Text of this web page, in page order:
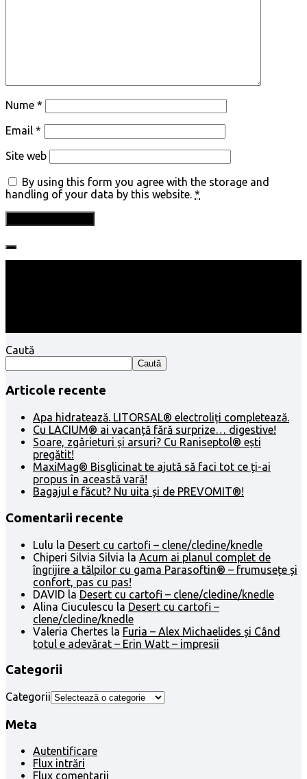
Nume *
Email *
Site web
By using this form you agree with the storage and
handling of your data by this website. *
Caută
Caută
Articole recente
Apa hidratează. LITORSAL® electroliți completează.
Cu LACIUM® ai vacanță fără surprize… digestive!
Soare, zgârieturi și arsuri? Cu Raniseptol® ești
pregătit!
MaxiMag® Bisglicinat te ajută să faci tot ce ți-ai
propus în această vară!
Bagajul e făcut? Nu uita și de PREVOMIT®!
Comentarii recente
Lulu la Desert cu cartofi – clene/cledine/knedle
Chiperi Silvia Silvia la Acum ai planul complet de
îngrijire a tălpilor cu gama Parasoftin® – frumusețe și
confort, pas cu pas!
DAVID la Desert cu cartofi – clene/cledine/knedle
Alina Ciuculescu la Desert cu cartofi –
clene/cledine/knedle
Valeria Chertes la Furia – Alex Michaelides și Când
totul e adevărat – Erin Watt – impresii
Categorii
Categorii
Meta
Autentificare
Flux intrări
Flux comentarii